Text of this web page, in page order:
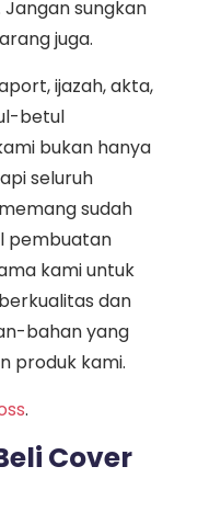
sungkan
juga.
ijazah, akta,
betul
bukan hanya
seluruh
sudah
pembuatan
kami untuk
dan
bahan yang
produk kami.
.
Cover